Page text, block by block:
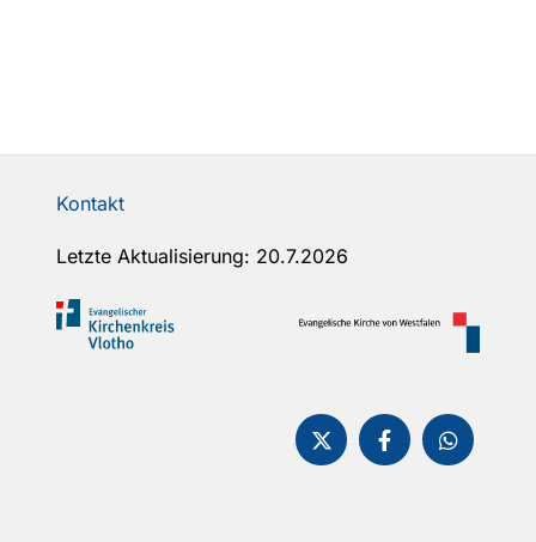
Kontakt
Letzte Aktualisierung: 20.7.2026